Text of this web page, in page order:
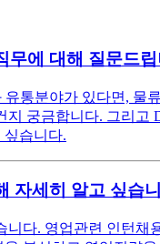
무에 대해 질문드
통분야가 있다면, 물
지 궁금합니다. 그리
싶습니다.
자세히 알고 싶습
니다. 영업관련 인턴채